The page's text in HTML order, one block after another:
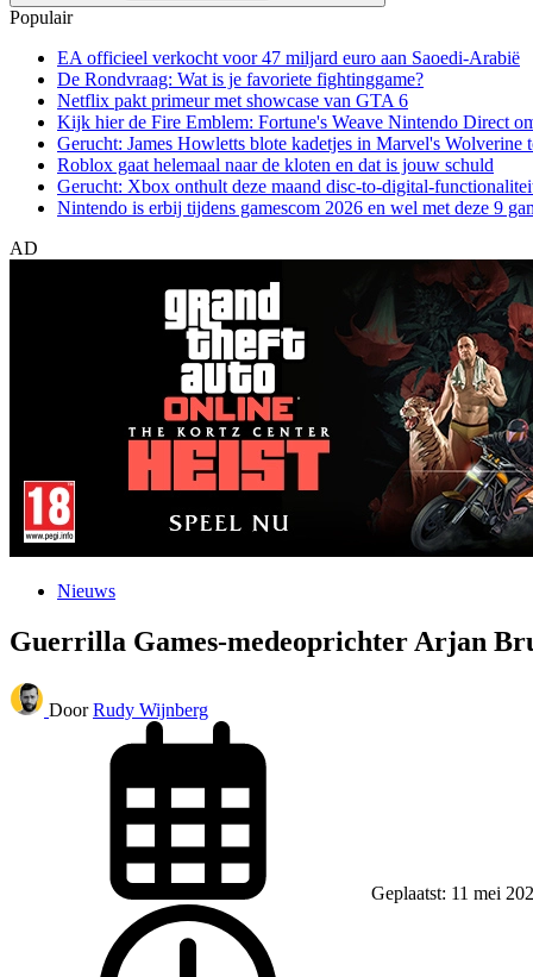
Populair
EA officieel verkocht voor 47 miljard euro aan Saoedi-Arabië
De Rondvraag: Wat is je favoriete fightinggame?
Netflix pakt primeur met showcase van GTA 6
Kijk hier de Fire Emblem: Fortune's Weave Nintendo Direct
Gerucht: James Howletts blote kadetjes in Marvel's Wolverine
Roblox gaat helemaal naar de kloten en dat is jouw schuld
Gerucht: Xbox onthult deze maand disc-to-digital-
Nintendo is erbij tijdens gamescom 2026 en wel met deze 9
AD
Nieuws
Guerrilla Games-medeoprichter Arjan
Door Rudy Wijnberg
Geplaatst: 11 mei